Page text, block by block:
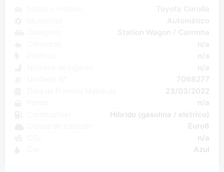
n/a
n/a
7068277
23/03/2022
n/a
Híbrido (gasolina / elétrico)
Euro6
n/a
Azul